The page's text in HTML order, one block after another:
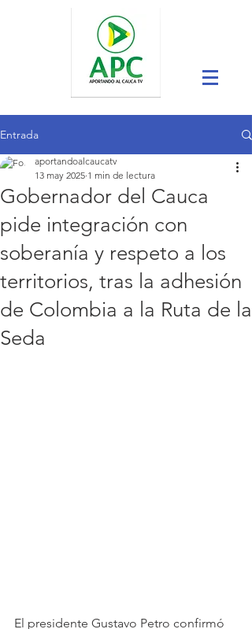
Entrada
Gobernador del Cauca
pide integración con
soberanía y respeto a los
territorios, tras la adhesión
de Colombia a la Ruta de la
Seda
aportandoalcaucatv
13 may 2025 1 min de lectura
El presidente Gustavo Petro confirmó